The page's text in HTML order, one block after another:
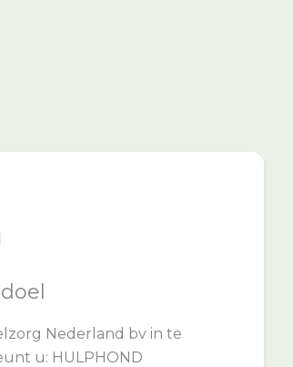
Nederland bv in te
u: HULPHOND